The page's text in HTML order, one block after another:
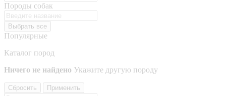
Породы собак
Выбрать все
Популярные
Каталог пород
Ничего не найдено Укажите другую породу
Сбросить Применить